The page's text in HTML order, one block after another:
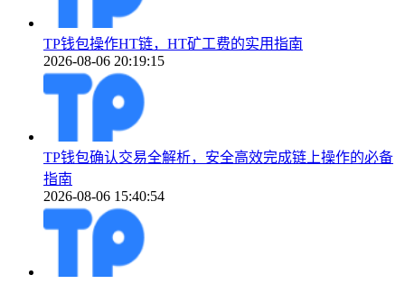
TP钱包操作HT链，HT矿工费的实用指南
2026-08-06 20:19:15
TP钱包确认交易全解析，安全高效完成链上操作的必备
指南
2026-08-06 15:40:54